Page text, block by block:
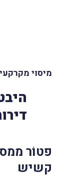
מיסוי
פטוֹר
קשיש